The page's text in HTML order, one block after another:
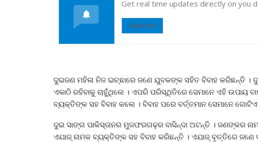
Get real time updates directly on you
Subscribe
ଦୁଇଜଣ ମହିଳା ନିଜ ଇଚ୍ଛାରେ ଜଣେ ଯୁବକଙ୍କ ସହିତ ବିବାହ କରିଛନ୍ତି ।
ଏକାଠି ରହିବାକୁ ଚାହୁଁଥିଲେ । ଏପରି ପରିସ୍ଥିତିରେ ସେମାନେ ଏହି ଉପାୟ
ବ୍ୟକ୍ତିଙ୍କ ସହ ବିବାହ କଲେ । ବିବାହ ପରେ ବର୍ତ୍ତମାନ ସେମାନେ
ଦୁଇ ସାଙ୍ଗ ପାକିସ୍ତାନର ମୁଜଫରଗଢ଼ର ବାସିନ୍ଦା ଅଟନ୍ତି । ଜଣଙ୍କର
ଏଯାଜ୍ ନାମକ ବ୍ୟକ୍ତିଙ୍କ ସହ ବିବାହ କରିଛନ୍ତି । ଏଯାଜ୍ ବୃତ୍ତିରେ ଜଣେ